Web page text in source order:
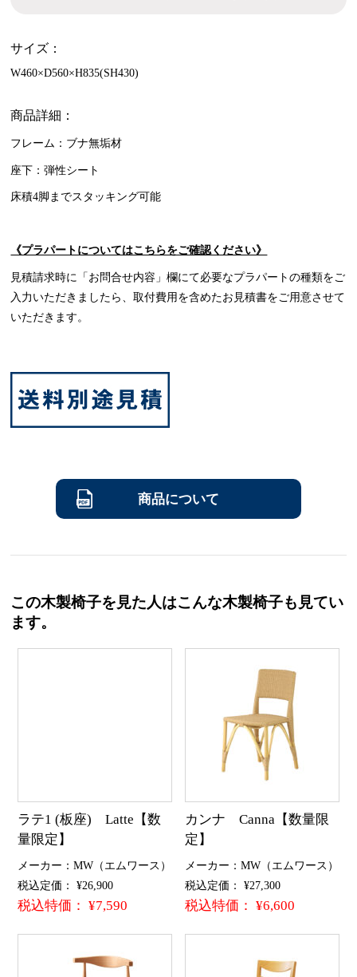
サイズ：
W460×D560×H835(SH430)
商品詳細：
フレーム：ブナ無垢材
座下：弾性シート
床積4脚までスタッキング可能
《プラパートについてはこちらをご確認ください》
見積請求時に「お問合せ内容」欄にて必要なプラパートの種類をご
入力いただきましたら、取付費用を含めたお見積書をご用意させて
いただきます。
商品について
この木製椅子を見た人はこんな木製椅子も見てい
ます。
ラテ1 (板座) Latte【数
量限定】
メーカー：MW（エムワース）
税込定価： ¥26,900
税込特価： ¥7,590
カンナ Canna【数量限
定】
メーカー：MW（エムワース）
税込定価： ¥27,300
税込特価： ¥6,600